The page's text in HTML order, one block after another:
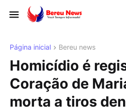
Página inicial Bereu news
Homicídio é
Coração de
morta a tiros